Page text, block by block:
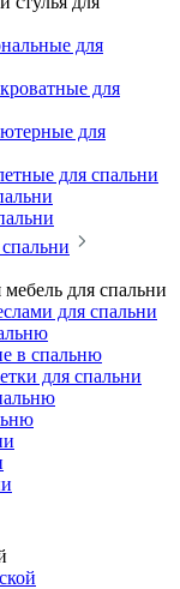
для
для
для
для спальни
для спальни
для спальни
в спальню
для спальни